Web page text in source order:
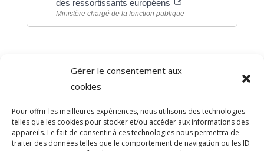
Gérer le consentement aux
cookies
Pour offrir les meilleures expériences, nous utilisons des technologies
telles que les cookies pour stocker et/ou accéder aux informations des
appareils. Le fait de consentir à ces technologies nous permettra de
traiter des données telles que le comportement de navigation ou les ID
des ressortissants européens
Ministère chargé de la fonction publique
Direction de l'information légale et administrative
comarquage developpé par